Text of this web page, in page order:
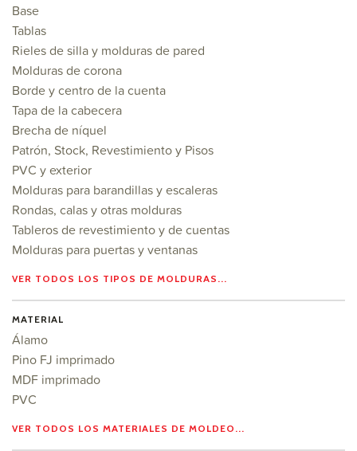
Base
Tablas
Rieles de silla y molduras de pared
Molduras de corona
Borde y centro de la cuenta
Tapa de la cabecera
Brecha de níquel
Patrón, Stock, Revestimiento y Pisos
PVC y exterior
Molduras para barandillas y escaleras
Rondas, calas y otras molduras
Tableros de revestimiento y de cuentas
Molduras para puertas y ventanas
VER TODOS LOS TIPOS DE MOLDURAS...
MATERIAL
Álamo
Pino FJ imprimado
MDF imprimado
PVC
VER TODOS LOS MATERIALES DE MOLDEO...